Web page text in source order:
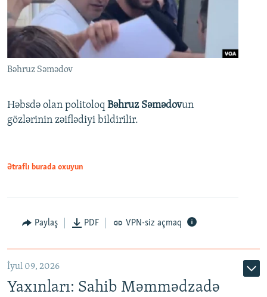
Bəhruz Səmədov
Həbsdə olan politoloq Bəhruz Səmədovun
gözlərinin zəiflədiyi bildirilir.
Ətraflı burada oxuyun
Paylaş PDF VPN-siz açmaq
İyul 09, 2026
Yaxınları: Sahib Məmmədzadə